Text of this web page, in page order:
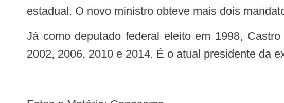
estadual. O novo ministro obteve mais dois
Já como deputado federal eleito em 1998, Castro se tronou secretário de Agricultura, reelegendo-se para câmara federal em
2002, 2006, 2010 e 2014. É o atual presidente da